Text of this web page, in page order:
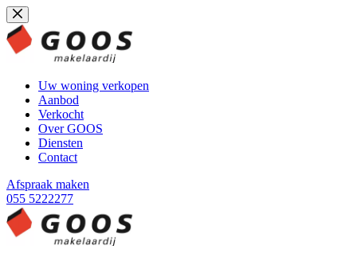
Ga
naar
de
inhoud
Uw woning verkopen
Aanbod
Verkocht
Over GOOS
Diensten
Contact
Afspraak maken
055 5222277